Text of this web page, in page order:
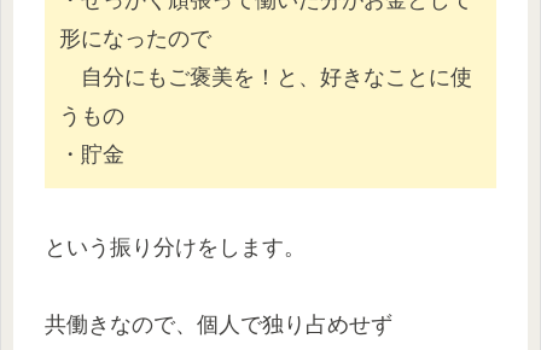
形になったので
自分にもご褒美を！と、好きなことに使
うもの
・貯金
という振り分けをします。
共働きなので、個人で独り占めせず